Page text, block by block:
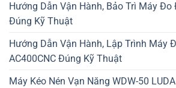
Hướng Dẫn Vận Hành, Bảo Trì Máy Đo
Đúng Kỹ Thuật
Hướng Dẫn Vận Hành, Lập Trình Máy
AC400CNC Đúng Kỹ Thuật
Máy Kéo Nén Vạn Năng WDW-50